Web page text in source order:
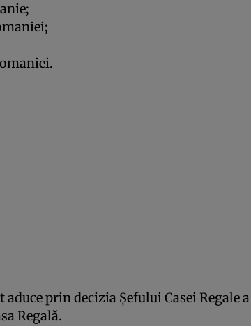
prin decizia Şefului Casei Regale a
Regală.